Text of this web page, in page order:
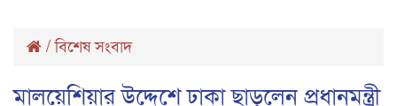
/বিশেষ সংবাদ
মালয়েশিয়ার উদ্দেশে ঢাকা ছাড়লেন প্রধানমন্ত্রী